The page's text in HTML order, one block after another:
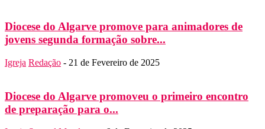
Diocese do Algarve promove para animadores de
jovens segunda formação sobre...
Igreja Redação - 21 de Fevereiro de 2025
Diocese do Algarve promoveu o primeiro encontro
de preparação para o...